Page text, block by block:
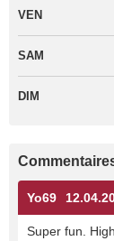
VEN
SAM
DIM
Yo69
Super fun.